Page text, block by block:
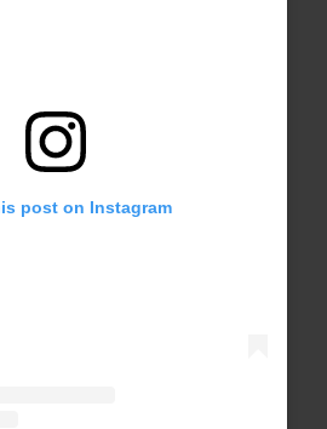
post on Instagram